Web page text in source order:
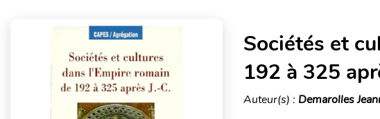
Sociétés et
192 à 325
Auteur(s) : Demarolles